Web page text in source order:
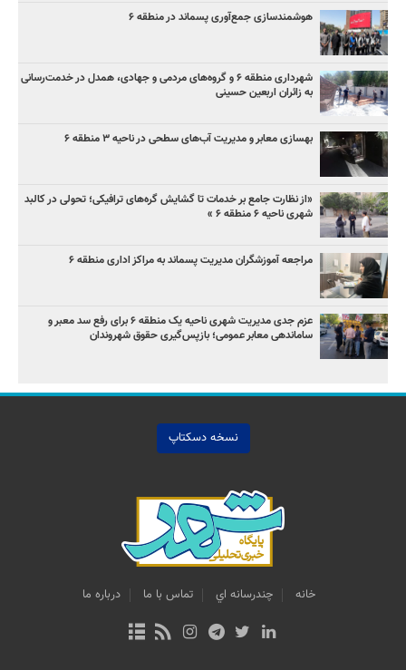
هوشمندسازی جمع‌آوری پسماند در منطقه ۶
شهرداری منطقه ۶ و گروه‌های مردمی و جهادی، همدل در خدمت‌رسانی
به زائران اربعین حسینی
بهسازی معابر و مدیریت آب‌های سطحی در ناحیه ۳ منطقه ۶
«از نظارت جامع بر خدمات تا گشایش گره‌های ترافیکی؛ تحولی در کالبد
شهری ناحیه ۶ منطقه ۶ »
مراجعه آموزشگران مدیریت پسماند به مراکز اداری منطقه ۶
عزم جدی مدیریت شهری ناحیه یک منطقه ۶ برای رفع سد معبر و
ساماندهی معابر عمومی؛ بازپس‌گیری حقوق شهروندان
نسخه دسکتاپ
خانه چندرسانه اي تماس با ما درباره ما